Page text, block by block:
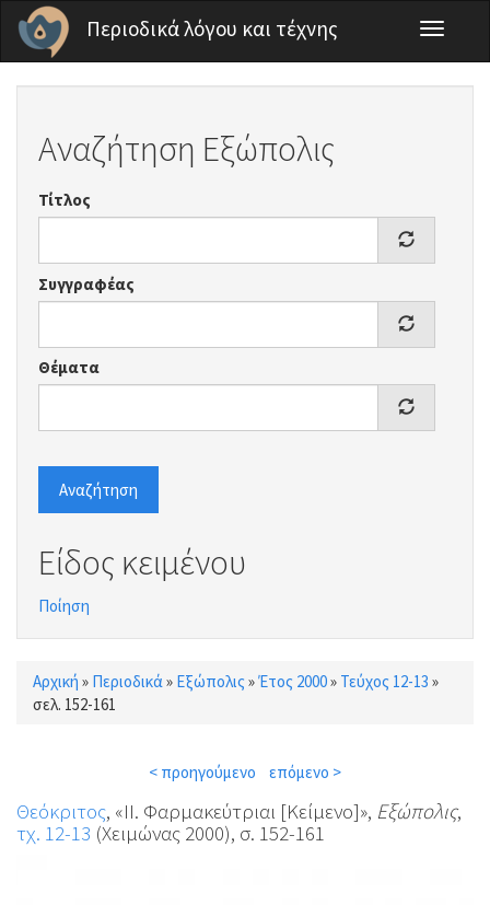
Παράκαμψη προς το κυρίως περιεχόμενο
Περιοδικά λόγου και τέχνης
Toggle
Αναζήτηση Εξώπολις
Τίτλος
Συγγραφέας
Θέματα
Αναζήτηση
Είδος κειμένου
Ποίηση
Είστε εδώ
Αρχική » Περιοδικά » Εξώπολις »Έτος 2000» Τεύχος 12-13 »
σελ. 152-161
< προηγούμενο επόμενο >
Θεόκριτος, «ΙΙ. Φαρμακεύτριαι [Κείμενο]», Εξώπολις,
τχ. 12-13 (Χειμώνας 2000), σ. 152-161